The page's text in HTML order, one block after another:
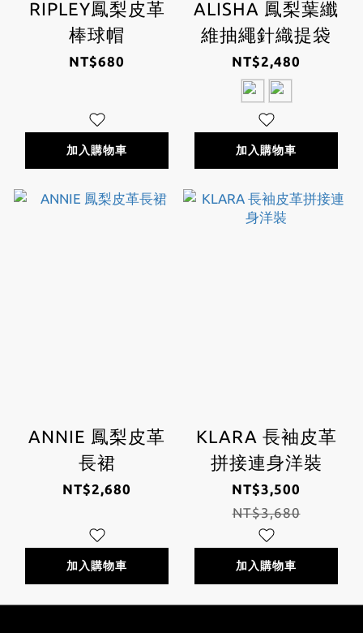
RIPLEY鳳梨皮革
棒球帽
NT$680
加入購物車
ALISHA 鳳梨葉纖
維抽繩針織提袋
NT$2,480
加入購物車
ANNIE 鳳梨皮革
長裙
NT$2,680
加入購物車
KLARA 長袖皮革
拼接連身洋裝
NT$3,500
NT$3,680
加入購物車